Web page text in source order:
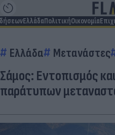
ΕλλάδαΠολιτικήΟικονομία
Ελλάδα Μετανάστες
Σάμος: Εντοπισμός
παράτυπων